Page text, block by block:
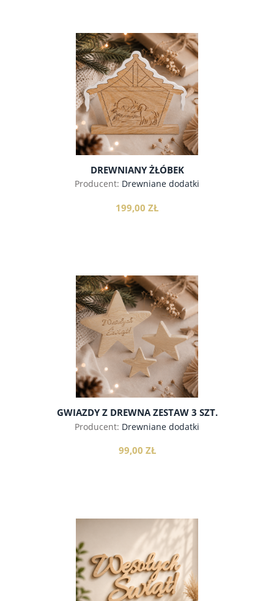
do koszyka
DREWNIANY ŻŁÓBEK
Producent: Drewniane dodatki
199,00 ZŁ
do koszyka
GWIAZDY Z DREWNA ZESTAW 3 SZT.
Producent: Drewniane dodatki
99,00 ZŁ